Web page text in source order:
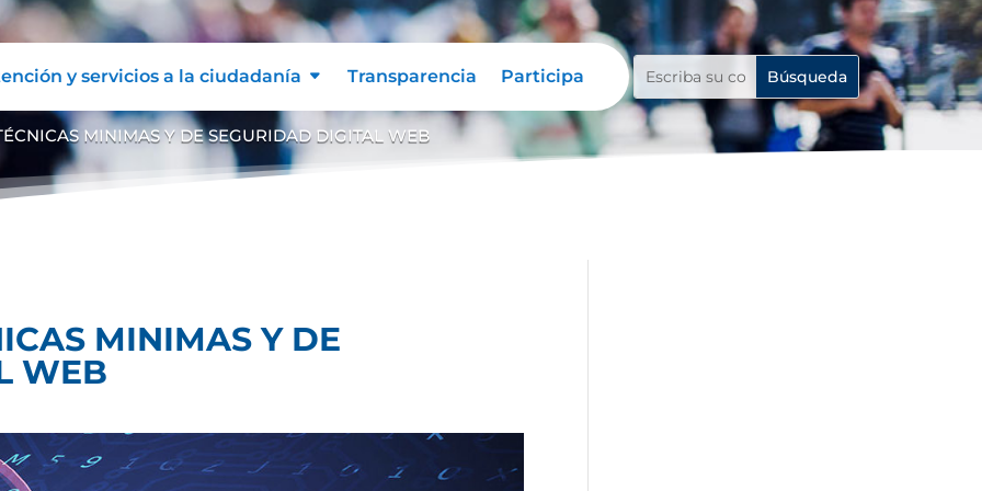
y servicios a la ciudadanía Transparencia Participa
MINIMAS Y DE SEGURIDAD DIGITAL WEB
MINIMAS Y DE
WEB